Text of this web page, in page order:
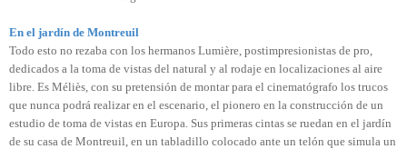
En el jardín de Montreuil
Todo esto no rezaba con los hermanos Lumière, postimpresionistas de pro,
dedicados a la toma de vistas del natural y al rodaje en localizaciones al aire
libre. Es Méliès, con su pretensión de montar para el cinematógrafo los trucos
que nunca podrá realizar en el escenario, el pionero en la construcción de un
estudio de toma de vistas en Europa. Sus primeras cintas se ruedan en el jardín
de su casa de Montreuil, en un tabladillo colocado ante un telón que simula un